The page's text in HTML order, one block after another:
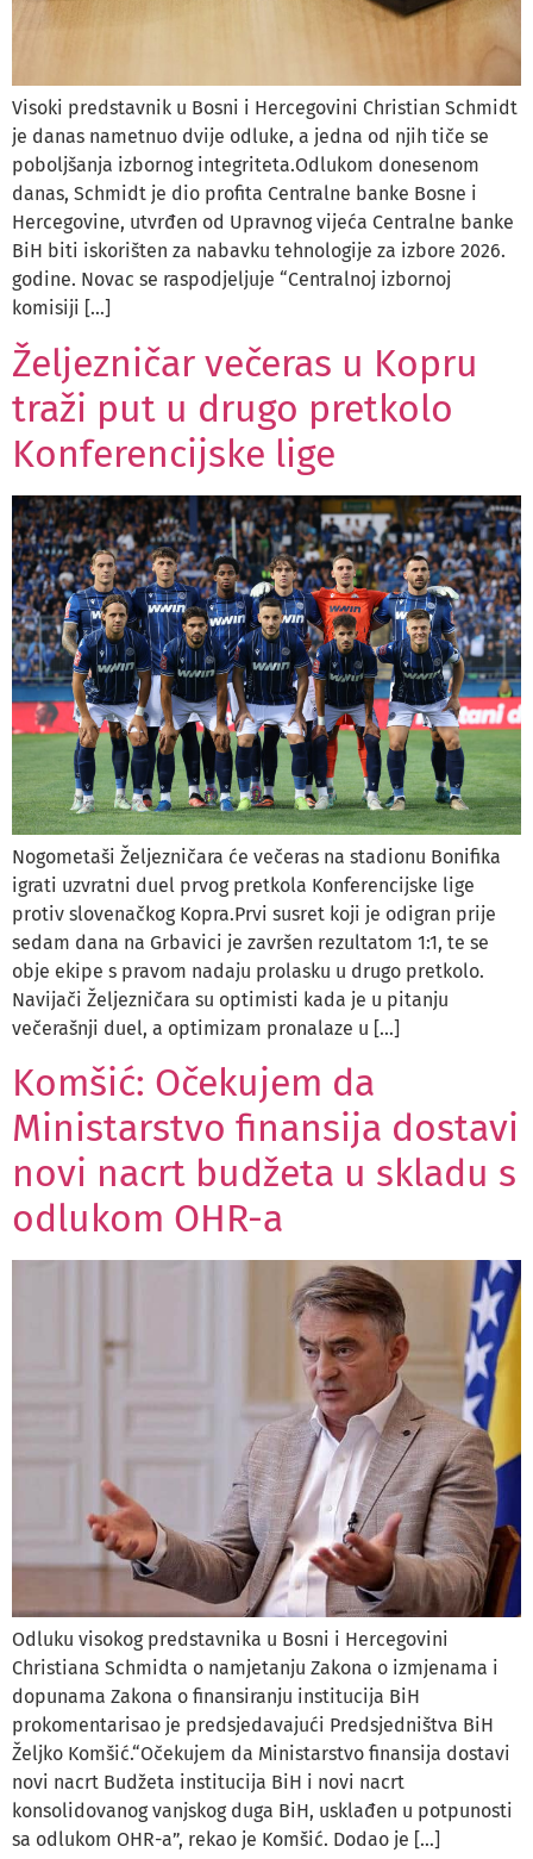
Visoki predstavnik u Bosni i Hercegovini Christian Schmidt
je danas nametnuo dvije odluke, a jedna od njih tiče se
poboljšanja izbornog integriteta.Odlukom donesenom
danas, Schmidt je dio profita Centralne banke Bosne i
Hercegovine, utvrđen od Upravnog vijeća Centralne banke
BiH biti iskorišten za nabavku tehnologije za izbore 2026.
godine. Novac se raspodjeljuje “Centralnoj izbornoj
komisiji […]
Željezničar večeras u Kopru
traži put u drugo pretkolo
Konferencijske lige
Nogometaši Željezničara će večeras na stadionu Bonifika
igrati uzvratni duel prvog pretkola Konferencijske lige
protiv slovenačkog Kopra.Prvi susret koji je odigran prije
sedam dana na Grbavici je završen rezultatom 1:1, te se
obje ekipe s pravom nadaju prolasku u drugo pretkolo.
Navijači Željezničara su optimisti kada je u pitanju
večerašnji duel, a optimizam pronalaze u […]
Komšić: Očekujem da
Ministarstvo finansija dostavi
novi nacrt budžeta u skladu s
odlukom OHR-a
Odluku visokog predstavnika u Bosni i Hercegovini
Christiana Schmidta o namjetanju Zakona o izmjenama i
dopunama Zakona o finansiranju institucija BiH
prokomentarisao je predsjedavajući Predsjedništva BiH
Željko Komšić.“Očekujem da Ministarstvo finansija dostavi
novi nacrt Budžeta institucija BiH i novi nacrt
konsolidovanog vanjskog duga BiH, usklađen u potpunosti
sa odlukom OHR-a”, rekao je Komšić. Dodao je […]